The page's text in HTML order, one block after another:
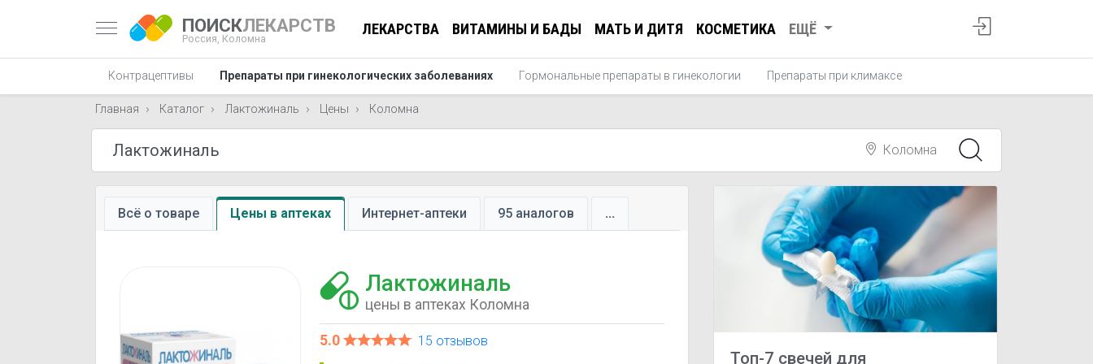
ПОИСКЛЕКАРСТВ
Россия, Коломна
ЛЕКАРСТВА ВИТАМИНЫ И БАДЫ МАТЬ И ДИТЯ КОСМЕТИКА ЕЩЁ
Контрацептивы Препараты при гинекологических заболеваниях Гормональные препараты в гинекологии Препараты при климаксе
Главная Каталог Лактожиналь Цены Коломна
Коломна
Всё о товаре Цены в аптеках Интернет-аптеки 95 аналогов ...
Лактожиналь
цены в аптеках Коломна
5.0 15 отзывов
Топ-7 свечей для